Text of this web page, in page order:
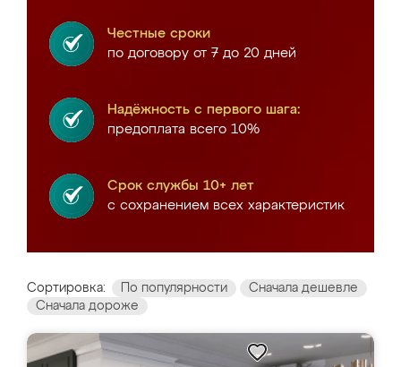
Честные сроки
по договору от 7 до 20 дней
Надёжность с первого шага:
предоплата всего 10%
Срок службы 10+ лет
с сохранением всех характеристик
Сортировка: По популярности
Сначала дешевле
Сначала дороже